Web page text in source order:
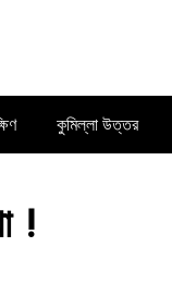
কুমিল্লা উত্তর
!